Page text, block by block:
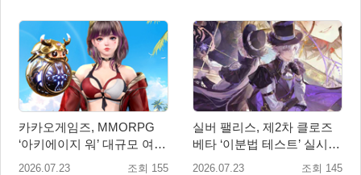
카카오게임즈, MMORPG
‘아키에이지 워’ 대규모 여름
업데이트 실시
2026.07.23 조회 155
실버 팰리스, 제2차 클로즈
베타 ‘이분법 테스트’ 실시...
한 단계 확장된 콘텐츠 경험
2026.07.23 조회 145